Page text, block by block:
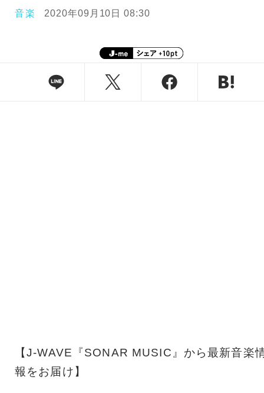
音楽 2020年09月10日 08:30
【J-WAVE『SONAR MUSIC』から最新音楽
報をお届け】